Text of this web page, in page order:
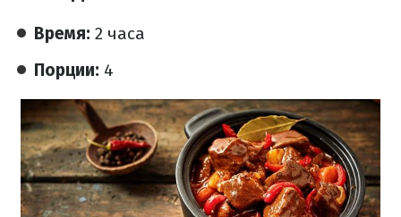
Время: 2 часа
Порции: 4